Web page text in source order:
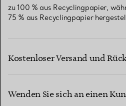
zu 100 % aus Recyclingpapier,
75 % aus Recyclingpapier
Kostenloser Versand und
Wenden Sie sich an einen